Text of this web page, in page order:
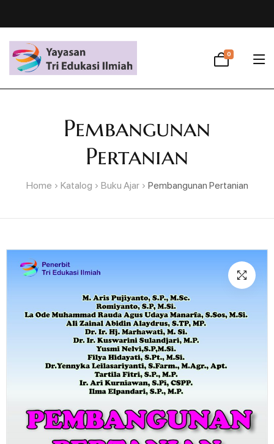
0
Pembangunan
Pertanian
Home Katalog Buku Ajar Pembangunan Pertanian